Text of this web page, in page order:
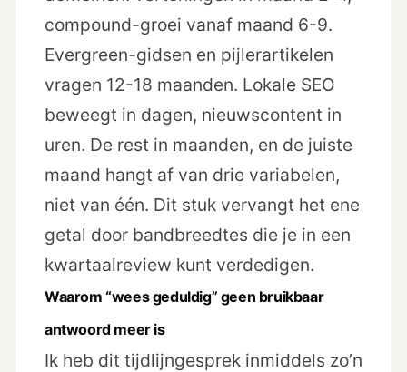
compound-groei vanaf maand 6-9.
Evergreen-gidsen en pijlerartikelen
vragen 12-18 maanden. Lokale SEO
beweegt in dagen, nieuwscontent in
uren. De rest in maanden, en de juiste
maand hangt af van drie variabelen,
niet van één. Dit stuk vervangt het ene
getal door bandbreedtes die je in een
kwartaalreview kunt verdedigen.
Waarom “wees geduldig” geen bruikbaar
antwoord meer is
Ik heb dit tijdlijngesprek inmiddels zo’n